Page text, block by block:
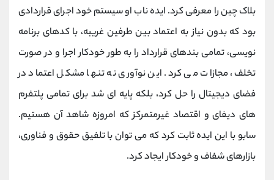
بلاک ‌چین را معرفی کرد. ایده ناب او سیستم خود اجرای قراردادی
بود که بدون نیاز به اعتماد بین طرفین غریبه، با کدهای برنامه
‌نویسی، تمامی بندهای قرارداد را به طور خودکار اجرا و در صورت
تخلف، مجازات می کرد. این نوآوری نه تنها مشکل اعتماد در
فضای دیجیتال را حل کرد، بلکه پایه ‌ای شد برای تمامی پلتفرم
‌های دیفای و اقتصاد غیرمتمرکز که امروزه شاهد آن هستیم.
سابو با این ایده ثابت کرد که می‌ توان با تلفیق حقوق و فناوری،
بازارهای شفاف و خودکار ایجاد کرد.